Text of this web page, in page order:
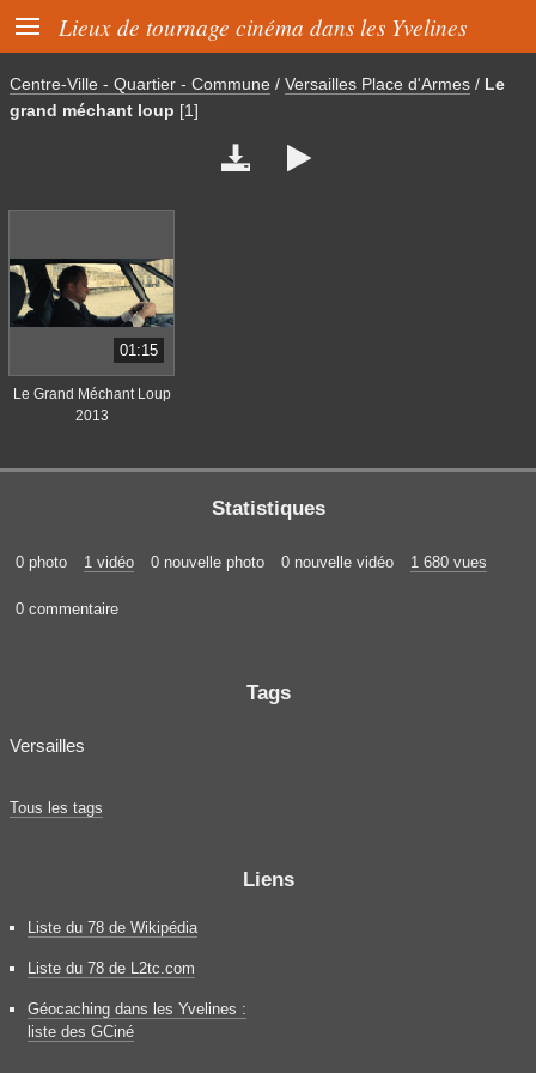
 Lieux de tournage cinéma dans les Yvelines
Centre-Ville - Quartier - Commune / Versailles Place d'Armes / Le
grand méchant loup [1]
 
01:15
Le Grand Méchant Loup
2013
Statistiques
0 photo 1 vidéo 0 nouvelle photo 0 nouvelle vidéo 1 680 vues
0 commentaire
Tags
Versailles
Tous les tags
Liens
Liste du 78 de Wikipédia
Liste du 78 de L2tc.com
Géocaching dans les Yvelines :
liste des GCiné